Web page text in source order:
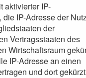
aktivierter IP-
IP-Adresse der
der
Vertragsstaaten des
Wirtschaftsraum
IP-Adresse an einen
und dort